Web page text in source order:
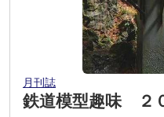
月刊誌
鉄道模型趣味 ２